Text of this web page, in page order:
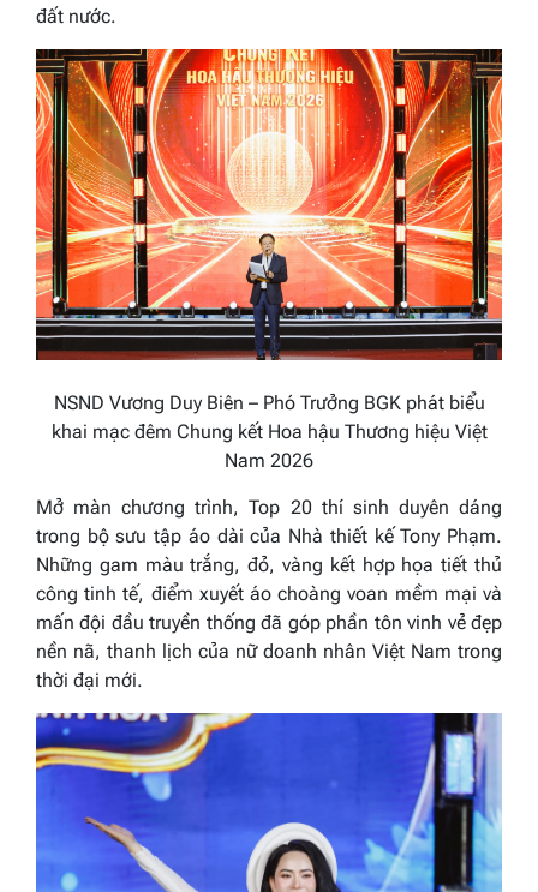
đất nước.
NSND Vương Duy Biên – Phó Trưởng BGK phát biểu
khai mạc đêm Chung kết Hoa hậu Thương hiệu Việt
Nam 2026
Mở màn chương trình, Top 20 thí sinh duyên dáng
trong bộ sưu tập áo dài của Nhà thiết kế Tony Phạm.
Những gam màu trắng, đỏ, vàng kết hợp họa tiết thủ
công tinh tế, điểm xuyết áo choàng voan mềm mại và
mấn đội đầu truyền thống đã góp phần tôn vinh vẻ đẹp
nền nã, thanh lịch của nữ doanh nhân Việt Nam trong
thời đại mới.